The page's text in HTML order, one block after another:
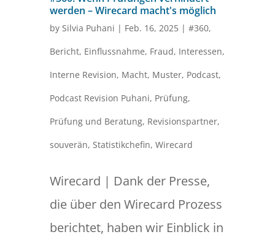
werden – Wirecard macht's möglich
by Silvia Puhani | Feb. 16, 2025| #360,
Bericht, Einflussnahme, Fraud, Interessen,
Interne Revision, Macht, Muster, Podcast,
Podcast Revision Puhani, Prüfung,
Prüfung und Beratung, Revisionspartner,
souverän, Statistikchefin, Wirecard
Wirecard | Dank der Presse,
die über den Wirecard Prozess
berichtet, haben wir Einblick in